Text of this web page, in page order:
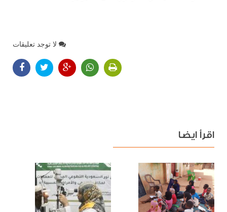
لا توجد تعليقات
اقرأ ايضا